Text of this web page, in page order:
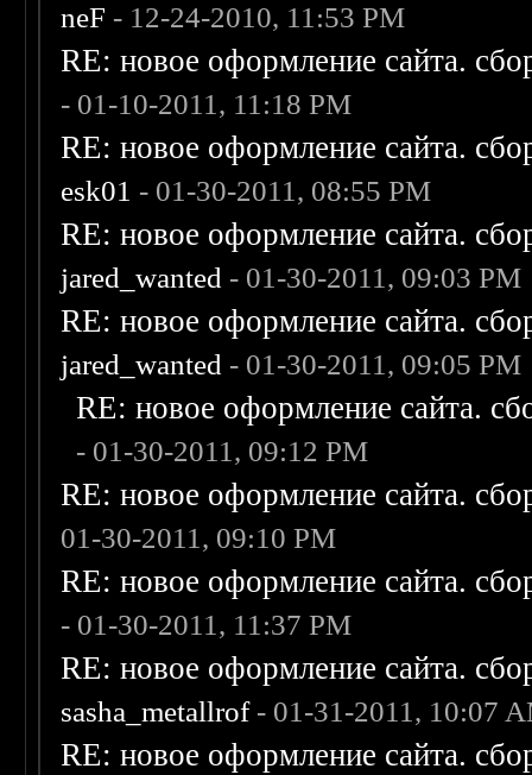
neF - 12-24-2010, 11:53 PM
RE: новое оформление сайта.
- 01-10-2011, 11:18 PM
RE: новое оформление сайта.
esk01 - 01-30-2011, 08:55 PM
RE: новое оформление сайта.
jared_wanted - 01-30-2011, 09:03 PM
RE: новое оформление сайта.
jared_wanted - 01-30-2011, 09:05 PM
RE: новое оформление сайта.
- 01-30-2011, 09:12 PM
RE: новое оформление сайта.
01-30-2011, 09:10 PM
RE: новое оформление сайта.
- 01-30-2011, 11:37 PM
RE: новое оформление сайта.
sasha_metallrof- 01-31-2011, 10:07
RE: новое оформление сайта.